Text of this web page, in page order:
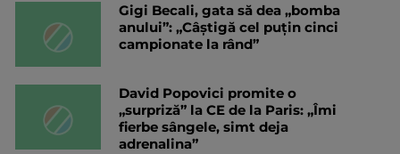
Gigi Becali, gata să dea „bomba
anului”: „Câștigă cel puțin cinci
campionate la rând”
David Popovici promite o
„surpriză” la CE de la Paris: „Îmi
fierbe sângele, simt deja
adrenalina”